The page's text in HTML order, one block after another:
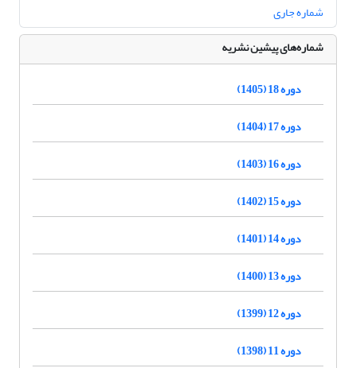
شماره جاری
شماره‌های پیشین نشریه
دوره 18 (1405)
دوره 17 (1404)
دوره 16 (1403)
دوره 15 (1402)
دوره 14 (1401)
دوره 13 (1400)
دوره 12 (1399)
دوره 11 (1398)